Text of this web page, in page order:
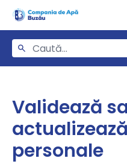
Validează
personale